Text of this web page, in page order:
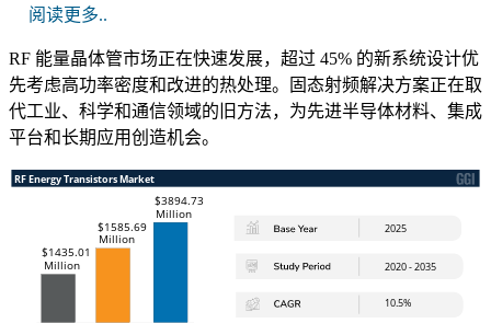
阅读更多..
RF 能量晶体管市场正在快速发展，超过 45% 的新系统设计优
先考虑高功率密度和改进的热处理。固态射频解决方案正在取
代工业、科学和通信领域的旧方法，为先进半导体材料、集成
平台和长期应用创造机会。